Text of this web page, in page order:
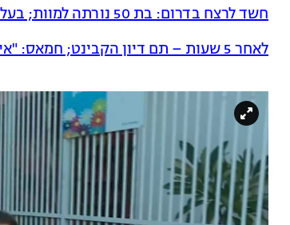
חשד לרצח בדרום: בת 50 נורתה למוות; בעלה נמלט ואותר לאחר מרדף
לאחר 5 שעות – תם דיון הקבינט; חמאס: "אין ממשלה פעילה בישראל"